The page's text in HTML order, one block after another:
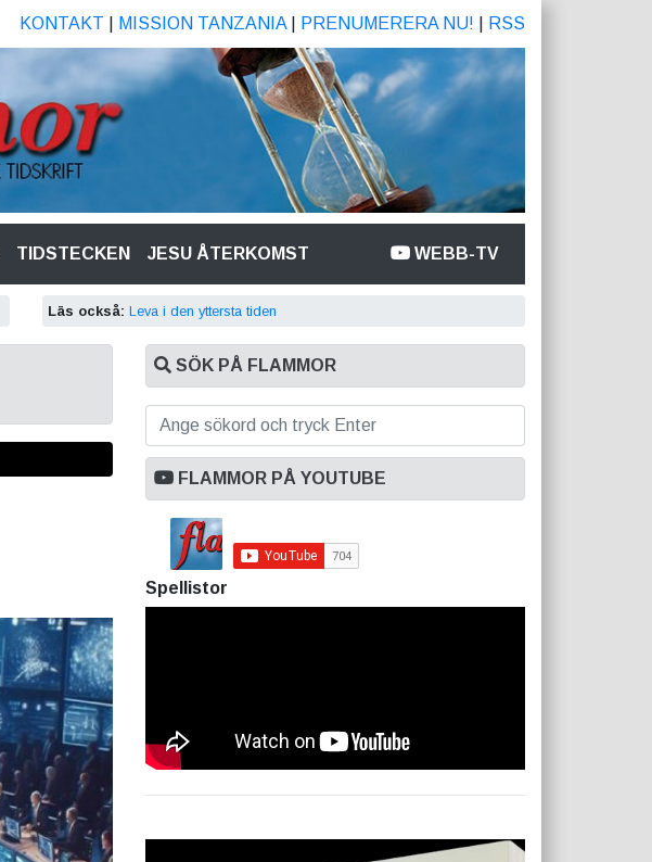
KONTAKT MISSION TANZANIA| PRENUMERERA NU! RSS
TIDSTECKEN JESU ÅTERKOMST WEBB-TV
Läs också: Leva i den yttersta tiden
SÖK PÅ FLAMMOR
FLAMMOR PÅ YOUTUBE
Spellistor